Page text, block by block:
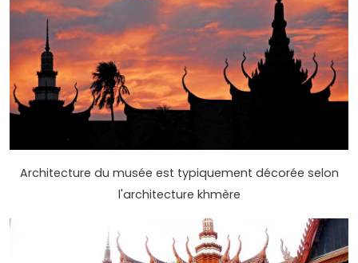
Architecture du musée est typiquement décorée selon
l'architecture khmère